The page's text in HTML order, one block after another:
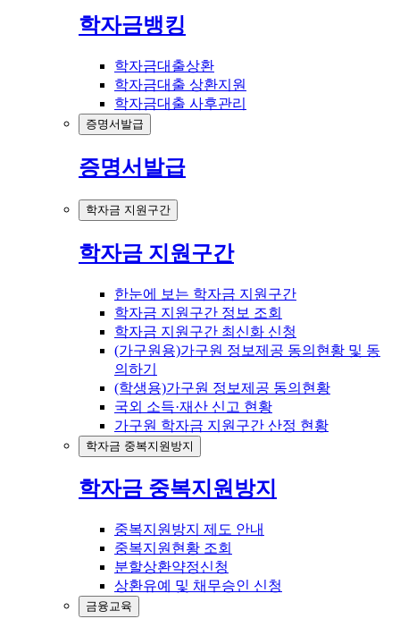
학자금뱅킹
학자금대출상환
학자금대출 상환지원
학자금대출 사후관리
증명서발급
증명서발급
학자금 지원구간
학자금 지원구간
한눈에 보는 학자금 지원구간
학자금 지원구간 정보 조회
학자금 지원구간 최신화 신청
(가구원용)가구원 정보제공 동의현황 및 동
의하기
(학생용)가구원 정보제공 동의현황
국외 소득·재산 신고 현황
가구원 학자금 지원구간 산정 현황
학자금 중복지원방지
학자금 중복지원방지
중복지원방지 제도 안내
중복지원현황 조회
분할상환약정신청
상환유예 및 채무승인 신청
금융교육